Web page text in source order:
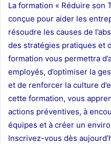
La formation « Réduire son
conçue pour aider les
résoudre les causes de
des stratégies pratiques et
formation vous permettra
employés, d’optimiser la
et de renforcer la culture
cette formation, vous
actions préventives, à
équipes et à créer un
Inscrivez-vous dès